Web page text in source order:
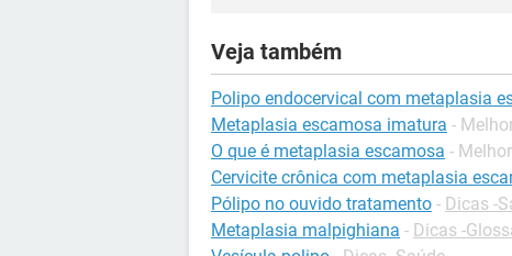
Veja também
Polipo endocervical com metaplasia
Metaplasia escamosa imatura -
O que é metaplasia escamosa -
Cervicite crônica com metaplasia
Pólipo no ouvido tratamento - Dicas -
Metaplasia malpighiana - Dicas -